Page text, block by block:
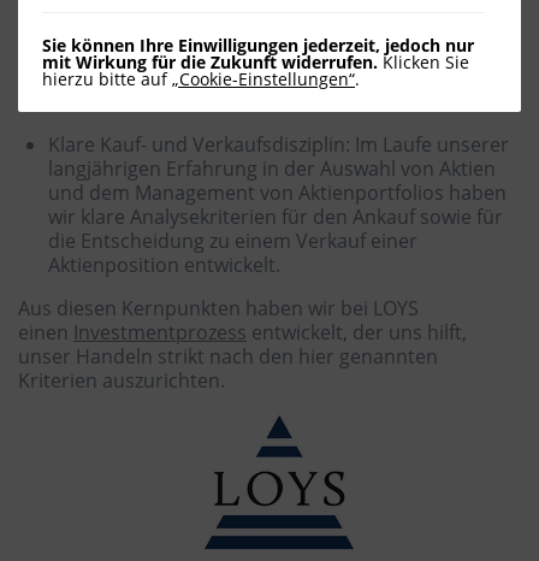
Sie können Ihre Einwilligungen jederzeit, jedoch nur
mit Wirkung für die Zukunft widerrufen. Klicken Sie
hierzu bitte auf„Cookie-Einstellungen“.
ökonomischen Gesichtspunkten. Das heißt, wir
wollen nicht ausschließlich Unternehmen einer
Klare Kauf- und Verkaufsdisziplin: Im Laufe unserer
langjährigen Erfahrung in der Auswahl von Aktien
und dem Management von Aktienportfolios haben
wir klare Analysekriterien für den Ankauf sowie für
die Entscheidung zu einem Verkauf einer
Aktienposition entwickelt.
Aus diesen Kernpunkten haben wir bei LOYS
einen Investmentprozess entwickelt, der uns hilft,
unser Handeln strikt nach den hier genannten
Kriterien auszurichten.